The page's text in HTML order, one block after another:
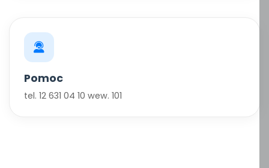
Pomoc
tel. 12 631 04 10 wew. 101